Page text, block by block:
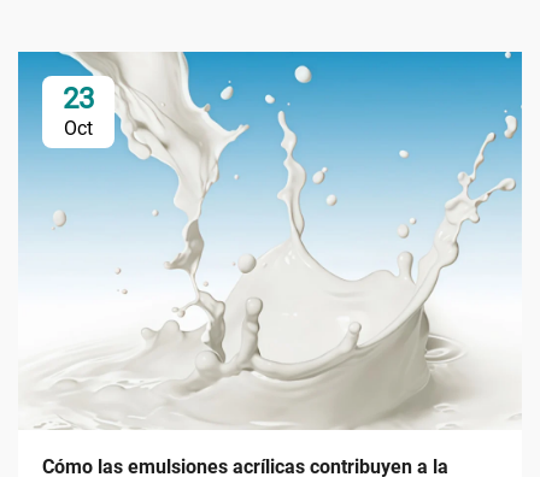
23
Oct
Cómo las emulsiones acrílicas contribuyen a la